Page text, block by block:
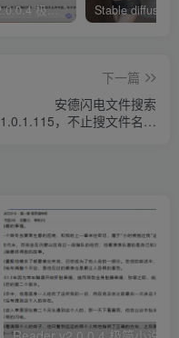
Reader v2.0.0.4 极简小说阅读器支持导入在线及离线书源
下一篇
安德闪电文件搜索
1.0.1.115，不止搜文件名还